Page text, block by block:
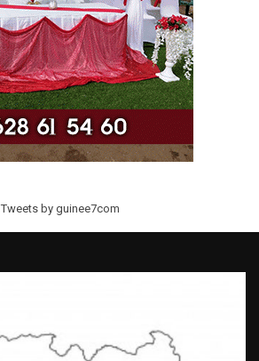
Tweets by guinee7com